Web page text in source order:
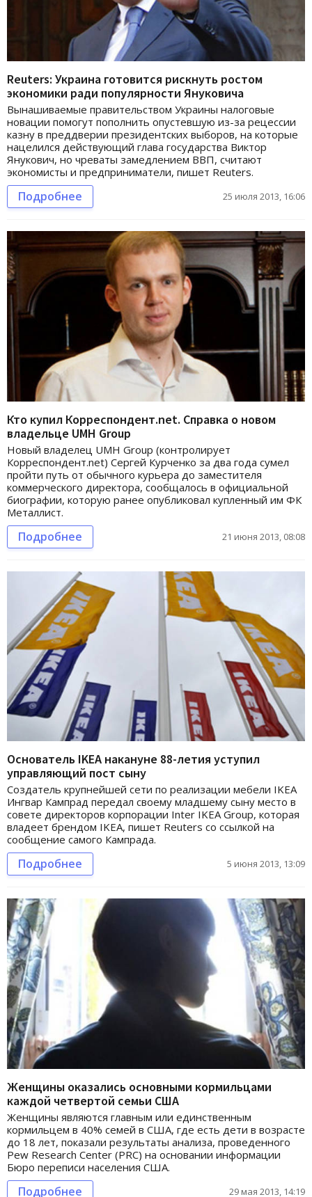
Reuters: Украина готовится рискнуть ростом
экономики ради популярности Януковича
Вынашиваемые правительством Украины налоговые
новации помогут пополнить опустевшую из-за рецессии
казну в преддверии президентских выборов, на которые
нацелился действующий глава государства Виктор
Янукович, но чреваты замедлением ВВП, считают
экономисты и предприниматели, пишет Reuters.
Подробнее 25 июля 2013, 16:06
Кто купил Корреспондент.net. Справка о новом
владельце UMH Group
Новый владелец UMH Group (контролирует
Корреспондент.net) Сергей Курченко за два года сумел
пройти путь от обычного курьера до заместителя
коммерческого директора, сообщалось в официальной
биографии, которую ранее опубликовал купленный им ФК
Металлист.
Подробнее 21 июня 2013, 08:08
Основатель IKEA накануне 88-летия уступил
управляющий пост сыну
Создатель крупнейшей сети по реализации мебели IKEA
Ингвар Кампрад передал своему младшему сыну место в
совете директоров корпорации Inter IKEA Group, которая
владеет брендом IKEA, пишет Reuters со ссылкой на
сообщение самого Кампрада.
Подробнее 5 июня 2013, 13:09
Женщины оказались основными кормильцами
каждой четвертой семьи США
Женщины являются главным или единственным
кормильцем в 40% семей в США, где есть дети в возрасте
до 18 лет, показали результаты анализа, проведенного
Pew Research Center (PRC) на основании информации
Бюро переписи населения США.
Подробнее 29 мая 2013, 14:19